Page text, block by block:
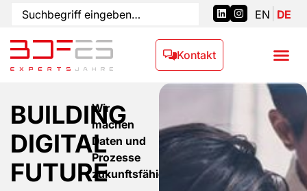
EN DE
Kontakt
BUILDING
DIGITAL
FUTURE
Wir
machen
Daten und
Prozesse
zukunftsfähig.